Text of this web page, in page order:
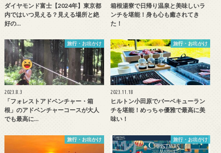
ダイヤモンド富士【2024年】東京都
内ではいつ見える？見える場所と絶
好の…
箱根湯寮で日帰り温泉と美味しいラ
ンチを堪能！身も心も癒されてき
た！
旅行・お出かけ
2023.8.3
「フォレストアドベンチャー・箱
根」のアドベンチャーコースが大人
でも最高に…
旅行・お出かけ
2023.11.18
ヒルトン小田原でバーベキューラン
チを堪能！めっちゃ優雅で最高に美
味い！
旅行・お出かけ 旅行・お出かけ